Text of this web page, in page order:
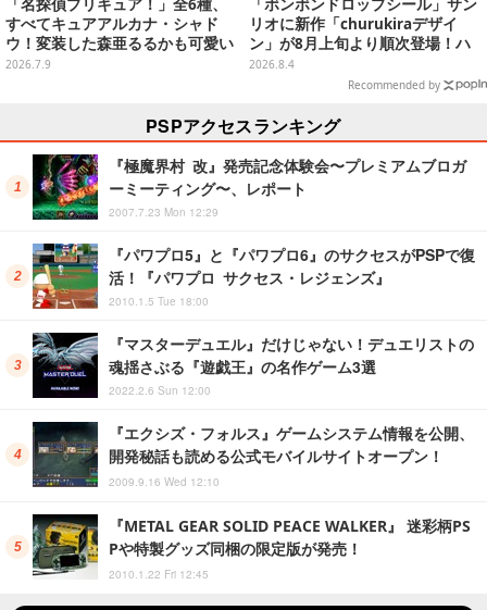
「名探偵プリキュア！」全6種、
すべてキュアアルカナ・シャド
ウ！変装した森亜るるかも可愛い
「ミニアクスタ」が7月中旬発売
2026.7.9
「ボンボンドロップシール」サン
リオに新作「churukiraデザイ
ン」が8月上旬より順次登場！ハ
ローキティ、はぴだんぶいなど全
2026.8.4
Recommended by
PSPアクセスランキング
『極魔界村 改』発売記念体験会〜プレミアムブロガ
ーミーティング〜、レポート
2007.7.23 Mon 12:29
『パワプロ5』と『パワプロ6』のサクセスがPSPで復
活！『パワプロ サクセス・レジェンズ』
2010.1.5 Tue 18:00
『マスターデュエル』だけじゃない！デュエリストの
魂揺さぶる『遊戯王』の名作ゲーム3選
2022.2.6 Sun 12:00
『エクシズ・フォルス』ゲームシステム情報を公開、
開発秘話も読める公式モバイルサイトオープン！
2009.9.16 Wed 12:10
『METAL GEAR SOLID PEACE WALKER』 迷彩柄PS
Pや特製グッズ同梱の限定版が発売！
2010.1.22 Fri 12:45